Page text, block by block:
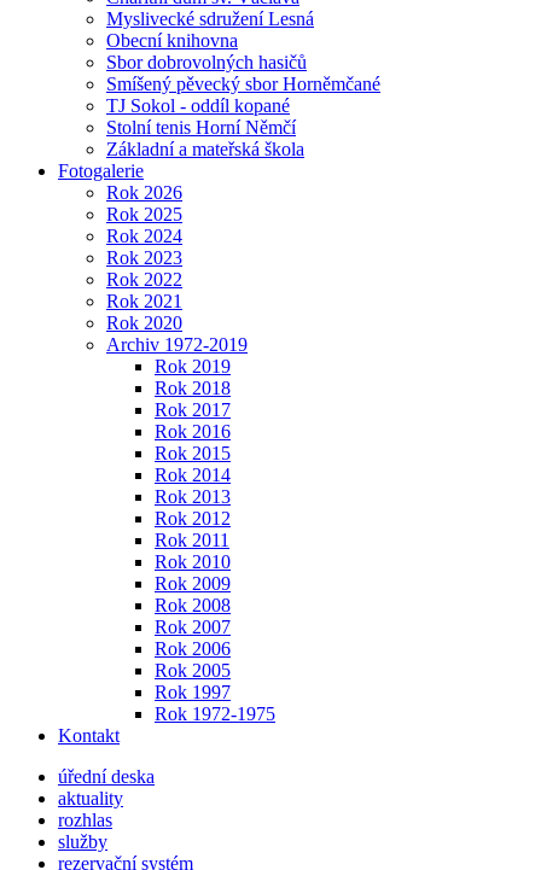
Myslivecké sdružení Lesná
Obecní knihovna
Sbor dobrovolných hasičů
Smíšený pěvecký sbor Horněmčané
TJ Sokol - oddíl kopané
Stolní tenis Horní Němčí
Základní a mateřská škola
Fotogalerie
Rok 2026
Rok 2025
Rok 2024
Rok 2023
Rok 2022
Rok 2021
Rok 2020
Archiv 1972-2019
Rok 2019
Rok 2018
Rok 2017
Rok 2016
Rok 2015
Rok 2014
Rok 2013
Rok 2012
Rok 2011
Rok 2010
Rok 2009
Rok 2008
Rok 2007
Rok 2006
Rok 2005
Rok 1997
Rok 1972-1975
Kontakt
úřední deska
aktuality
rozhlas
služby
rezervační systém